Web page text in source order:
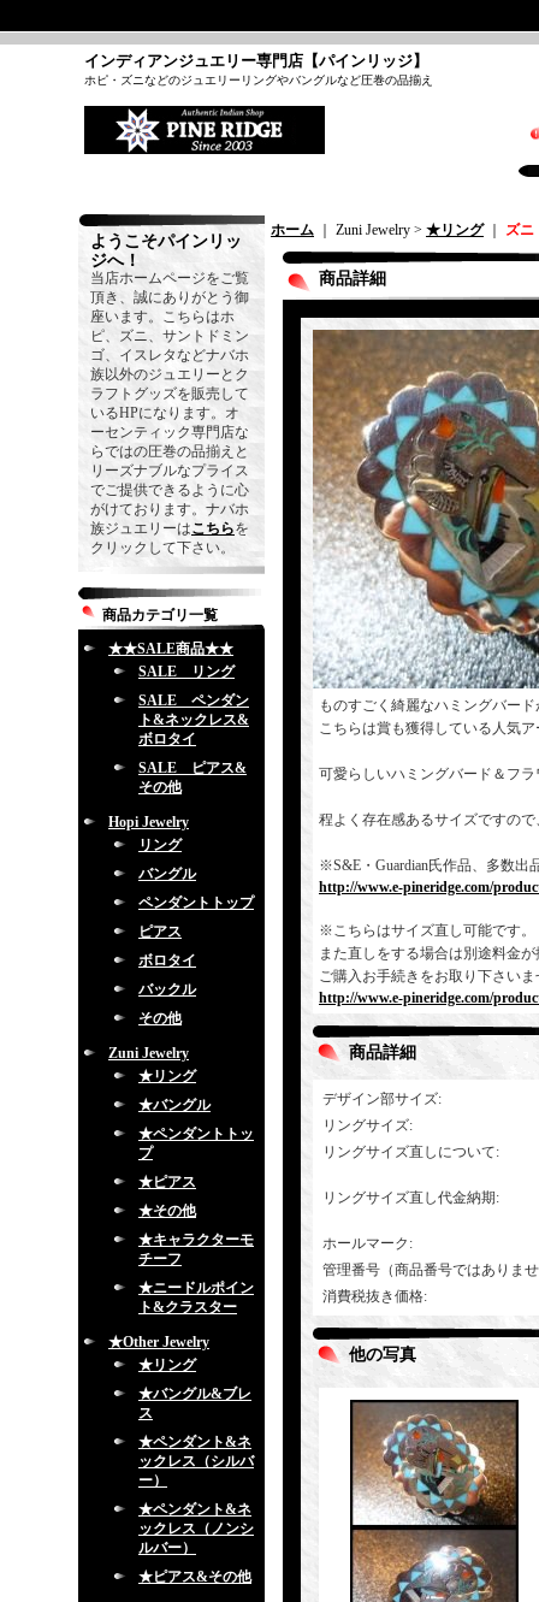
インディアンジュエリー専門店【パインリッジ】
ホピ・ズニなどのジュエリーリングやバングルなど圧巻の品揃え
ようこそパインリッ
ジへ！
当店ホームページをご覧
頂き、誠にありがとう御
座います。こちらはホ
ピ、ズニ、サントドミン
ゴ、イスレタなどナバホ
族以外のジュエリーとク
ラフトグッズを販売して
いるHPになります。オ
ーセンティック専門店な
らではの圧巻の品揃えと
リーズナブルなプライス
でご提供できるように心
がけております。ナバホ
族ジュエリーはこちらを
クリックして下さい。
商品カテゴリ一覧
★★SALE商品★★
SALE リング
SALE ペンダン
ト&ネックレス&
ボロタイ
SALE ピアス&
その他
Hopi Jewelry
リング
バングル
ペンダントトップ
ピアス
ボロタイ
バックル
その他
Zuni Jewelry
★リング
★バングル
★ペンダントトッ
プ
★ピアス
★その他
★キャラクターモ
チーフ
★ニードルポイン
ト&クラスター
★Other Jewelry
★リング
★バングル&ブレ
ス
★ペンダント&ネ
ックレス（シルバ
ー）
★ペンダント&ネ
ックレス（ノンシ
ルバー）
★ピアス&その他
ホーム ｜ Zuni Jewelry > ★リング｜ ズ
商品詳細
ものすごく綺麗なハミングバー
こちらは賞も獲得している人気
可愛らしいハミングバード＆フ
程よく存在感あるサイズですの
※S&E・Guardian氏作品、多数出
http://www.e-pineridge.com/
※こちらはサイズ直し可能です
また直しをする場合は別途料金
ご購入お手続きをお取り下さいま
http://www.e-pineridge.com/
商品詳細
デザイン部サイズ:
リングサイズ:
リングサイズ直しについて:
リングサイズ直し代金納期:
ホールマーク :
管理番号（商品番号ではありま
消費税抜き価格:
他の写真